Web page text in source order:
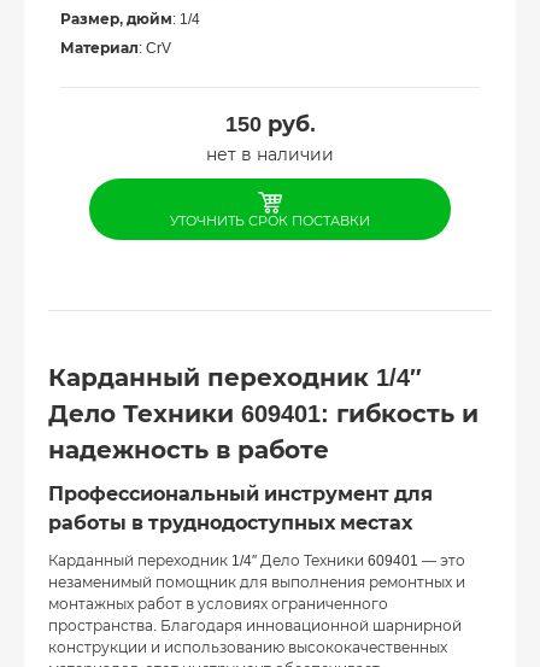
Размер, дюйм: 1/4
Материал: CrV
150руб.
нет в наличии
УТОЧНИТЬ СРОК ПОСТАВКИ
Карданный переходник 1/4″
Дело Техники 609401: гибкость и
надежность в работе
Профессиональный инструмент для
работы в труднодоступных местах
Карданный переходник 1/4″ Дело Техники 609401 — это
незаменимый помощник для выполнения ремонтных и
монтажных работ в условиях ограниченного
пространства. Благодаря инновационной шарнирной
конструкции и использованию высококачественных